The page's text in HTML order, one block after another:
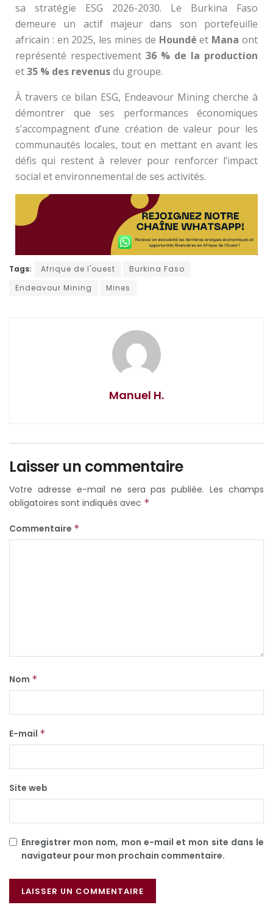
sa stratégie ESG 2026-2030. Le Burkina Faso
demeure un actif majeur dans son portefeuille
africain : en 2025, les mines de Houndé et Mana ont
représenté respectivement 36 % de la production
et35 % des revenusdu groupe.
À travers ce bilan ESG, Endeavour Mining cherche à
démontrer que ses performances économiques
s’accompagnent d’une création de valeur pour les
communautés locales, tout en mettant en avant les
défis qui restent à relever pour renforcer l’impact
social et environnemental de ses activités.
Tags: Afrique de l'ouest
Burkina Faso
Endeavour Mining
Mines
Manuel H.
Laisser un commentaire
Votre adresse e-mail ne sera pas publiée. Les champs
obligatoires sont indiqués avec *
Commentaire *
Nom *
E-mail *
Site web
Enregistrer mon nom, mon e-mail et mon site dans le
navigateur pour mon prochain commentaire.